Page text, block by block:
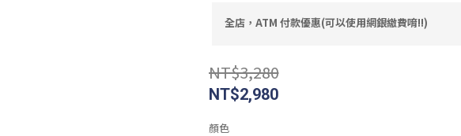
全店，ATM 付款優惠(可以使用網銀繳費唷!!)
NT$3,280
NT$2,980
顏色